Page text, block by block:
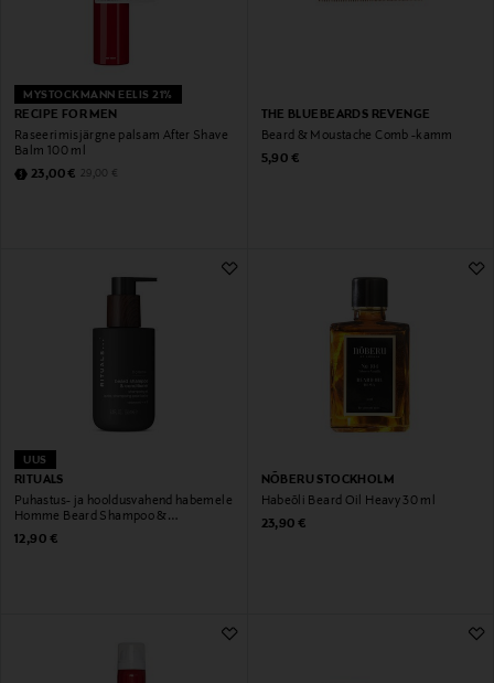
MYSTOCKMANN EELIS 21%
RECIPE FOR MEN
Raseerimisjärgne palsam After Shave
Balm 100 ml
Discounted Price
23,00 € Original Price
29,00 €
THE BLUEBEARDS REVENGE
Beard & Moustache Comb -kamm
Original Price
5,90 €
UUS
RITUALS
Puhastus- ja hooldusvahend habemele
Homme Beard Shampoo &
Conditioner 250 ml
Original Price
12,90 €
NÕBERU STOCKHOLM
Habeõli Beard Oil Heavy 30 ml
Original Price
23,90 €